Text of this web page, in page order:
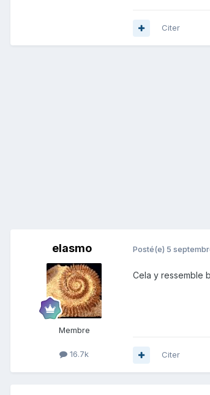
Citer
elasmo
Membre
16.7k
Posté(e) 5
Cela y ressemble
Citer